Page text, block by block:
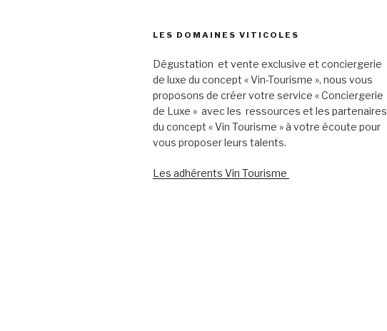
LES DOMAINES VITICOLES
Dégustation et vente exclusive et conciergerie
de luxe du concept « Vin-Tourisme », nous vous
proposons de créer votre service « Conciergerie
de Luxe » avec les ressources et les partenaires
du concept « Vin Tourisme » à votre écoute pour
vous proposer leurs talents.
Les adhérents Vin Tourisme